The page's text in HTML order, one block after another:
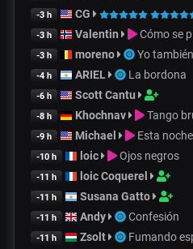
-3 h CG
-3 h Valentin Cómo se
-3 h moreno Yo
-4 h ARIEL La bordona
-6 h Scott Cantu
-8 h Khochnav Tango
-9 h Michael Esta
-10 h loic Ojos negros
-11 h loic Coquerel
-11 h Susana Gatto
-11 h Andy Confesión
-11 h Zsolt Fumando